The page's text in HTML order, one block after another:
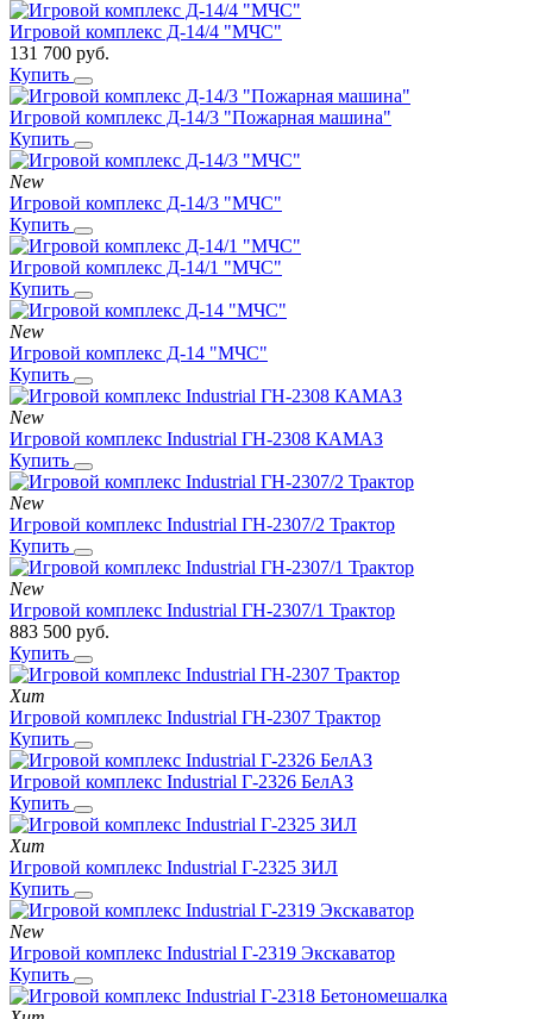
Игровой комплекс Д-14/4 "МЧС"
131 700 руб.
Купить
Игровой комплекс Д-14/3 "Пожарная машина"
Купить
New
Игровой комплекс Д-14/3 "МЧС"
Купить
Игровой комплекс Д-14/1 "МЧС"
Купить
New
Игровой комплекс Д-14 "МЧС"
Купить
New
Игровой комплекс Industrial ГН-2308 КАМАЗ
Купить
New
Игровой комплекс Industrial ГН-2307/2 Трактор
Купить
New
Игровой комплекс Industrial ГН-2307/1 Трактор
883 500 руб.
Купить
Хит
Игровой комплекс Industrial ГН-2307 Трактор
Купить
Игровой комплекс Industrial Г-2326 БелАЗ
Купить
Хит
Игровой комплекс Industrial Г-2325 ЗИЛ
Купить
New
Игровой комплекс Industrial Г-2319 Экскаватор
Купить